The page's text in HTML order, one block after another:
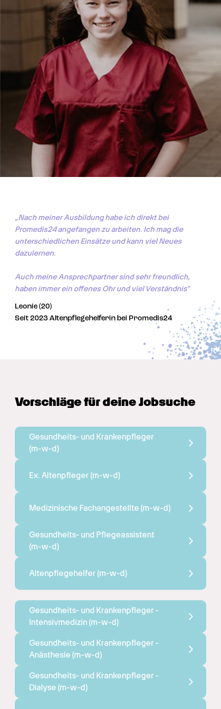
„Nach meiner Ausbildung habe ich direkt bei
Promedis24 angefangen zu arbeiten. Ich mag die
unterschiedlichen Einsätze und kann viel Neues
dazulernen.
Auch meine Ansprechpartner sind sehr freundlich,
haben immer ein offenes Ohr und viel Verständnis"
Leonie (20)
Seit 2023 Altenpflegehelferin bei Promedis24
Vorschläge für deine Jobsuche
(m-w-d)
Ex. Altenpfleger (m-w-d)
Medizinische Fachangestellte (m-w-d)
(m-w-d)
Altenpflegehelfer (m-w-d)
Gesundheits- und Krankenpfleger -
Intensivmedizin (m-w-d)
Gesundheits- und Krankenpfleger -
Anästhesie (m-w-d)
Gesundheits- und Krankenpfleger -
Dialyse (m-w-d)